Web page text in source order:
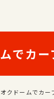
でカー
クドームでカー